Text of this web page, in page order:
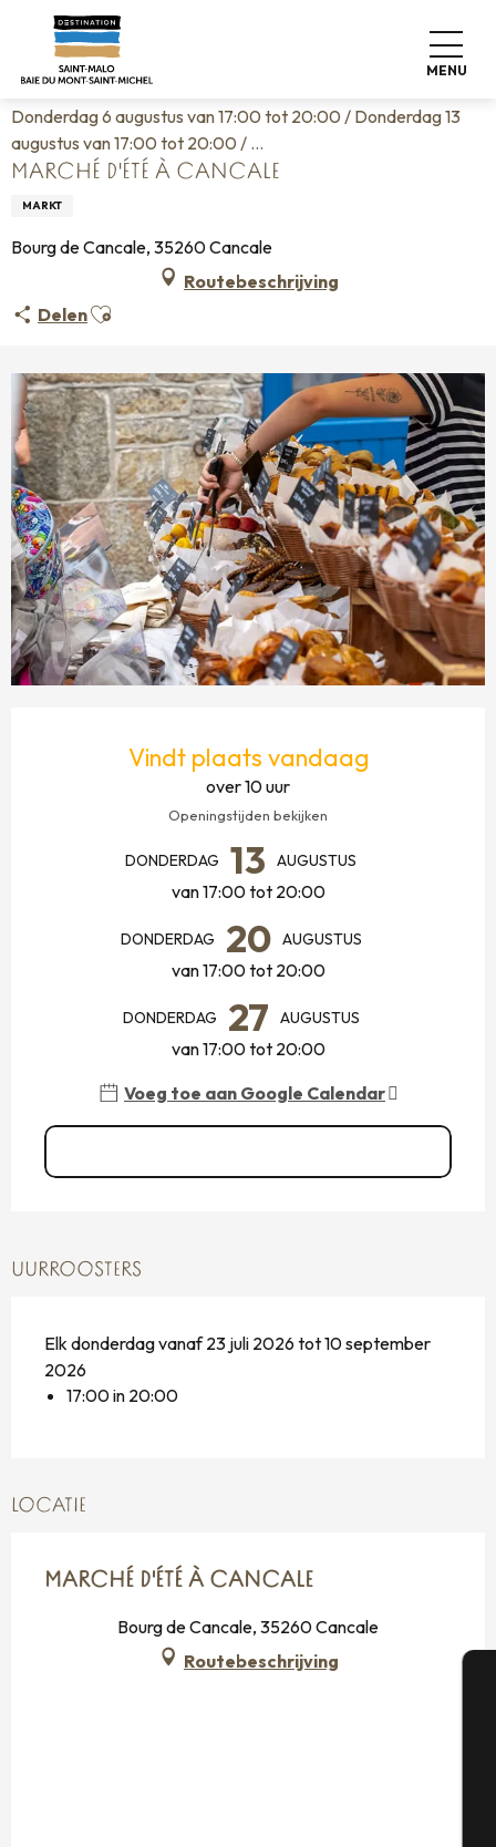
contenu
MENU
Home Wonen zoals thuis
Marché d'été à Cancale
Donderdag 6 augustus van 17:00 tot 20:00 / Donderdag 13
augustus van 17:00 tot 20:00 / ...
MARCHÉ D'ÉTÉ À CANCALE
MARKT
Bourg de Cancale, 35260 Cancale
Routebeschrijving
DelenAjouter aux favoris
Vindt plaats vandaag
over 10 uur
Openingstijden bekijken
DONDERDAG 13 AUGUSTUS
van 17:00 tot 20:00
DONDERDAG 20 AUGUSTUS
van 17:00 tot 20:00
DONDERDAG 27 AUGUSTUS
van 17:00 tot 20:00
Voeg toe aan Google Calendar
UURROOSTERS
Elk donderdag vanaf 23 juli 2026 tot 10 september
2026
17:00 in 20:00
LOCATIE
MARCHÉ D'ÉTÉ À CANCALE
Bourg de Cancale, 35260 Cancale
Routebeschrijving